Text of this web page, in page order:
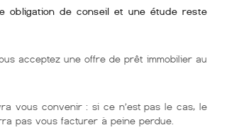
obligation de conseil et une étude reste
acceptez une offre de prêt immobilier au
vous convenir : si ce n’est pas le cas, le
pas vous facturer à peine perdue.